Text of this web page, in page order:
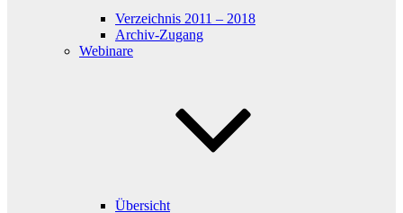
Verzeichnis 2011 – 2018
Archiv-Zugang
Webinare
Übersicht